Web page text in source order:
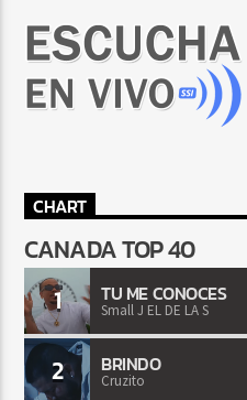
CHART
CANADA TOP 40
1 TU ME CONOCES
Small J EL DE LA S
2 BRINDO
Cruzito